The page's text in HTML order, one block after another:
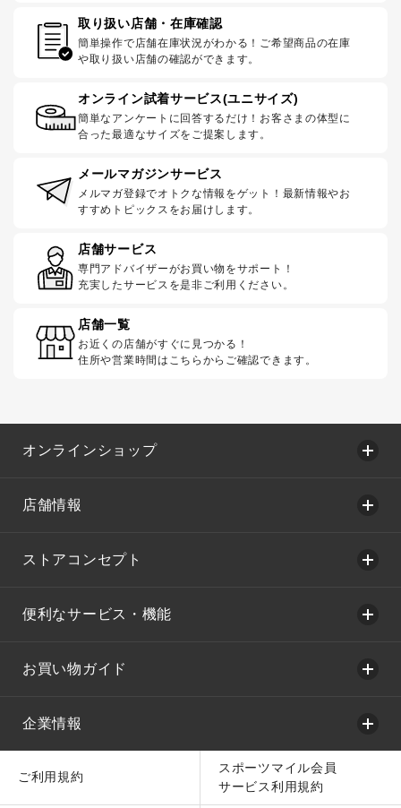
取り扱い店舗・在庫確認
簡単操作で店舗在庫状況がわかる！ご希望商品の在庫
や取り扱い店舗の確認ができます。
オンライン試着サービス(ユニサイズ)
簡単なアンケートに回答するだけ！お客さまの体型に
合った最適なサイズをご提案します。
メールマガジンサービス
メルマガ登録でオトクな情報をゲット！最新情報やお
すすめトピックスをお届けします。
店舗サービス
専門アドバイザーがお買い物をサポート！
充実したサービスを是非ご利用ください。
店舗一覧
お近くの店舗がすぐに見つかる！
住所や営業時間はこちらからご確認できます。
オンラインショップ
店舗情報
ストアコンセプト
便利なサービス・機能
お買い物ガイド
企業情報
ご利用規約
スポーツマイル会員
サービス利用規約